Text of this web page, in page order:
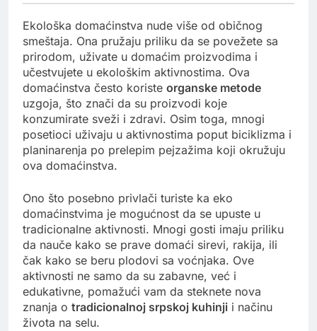
Ekološka domaćinstva nude više od običnog
smeštaja. Ona pružaju priliku da se povežete sa
prirodom, uživate u domaćim proizvodima i
učestvujete u ekološkim aktivnostima. Ova
domaćinstva često koriste organske metode
uzgoja, što znači da su proizvodi koje
konzumirate sveži i zdravi. Osim toga, mnogi
posetioci uživaju u aktivnostima poput biciklizma i
planinarenja po prelepim pejzažima koji okružuju
ova domaćinstva.
Ono što posebno privlači turiste ka eko
domaćinstvima je mogućnost da se upuste u
tradicionalne aktivnosti. Mnogi gosti imaju priliku
da nauče kako se prave domaći sirevi, rakija, ili
čak kako se beru plodovi sa voćnjaka. Ove
aktivnosti ne samo da su zabavne, već i
edukativne, pomažući vam da steknete nova
znanja o tradicionalnoj srpskoj kuhinji i načinu
života na selu.